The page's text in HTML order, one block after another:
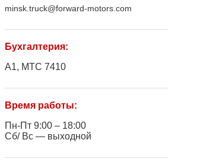
minsk.truck@forward-motors.com
Бухгалтерия:
A1, МТС 7410
Время работы:
Пн-Пт 9:00 – 18:00
Сб/ Вс — выходной